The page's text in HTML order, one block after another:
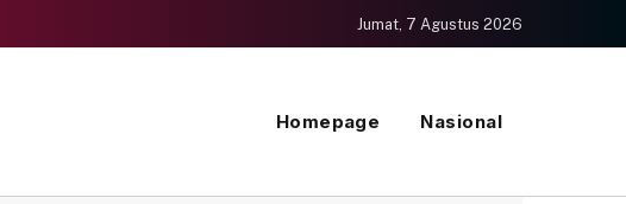
Jumat, 7 Agustus 2026
Homepage Nasional